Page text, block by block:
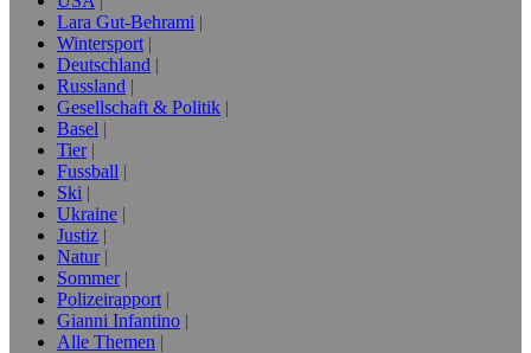
Lara Gut-Behrami
Wintersport
Deutschland
Russland
Gesellschaft & Politik
Basel
Tier
Fussball
Ski
Ukraine
Justiz
Natur
Sommer
Polizeirapport
Gianni Infantino
Alle Themen